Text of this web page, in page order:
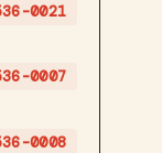
0021
0007
0008